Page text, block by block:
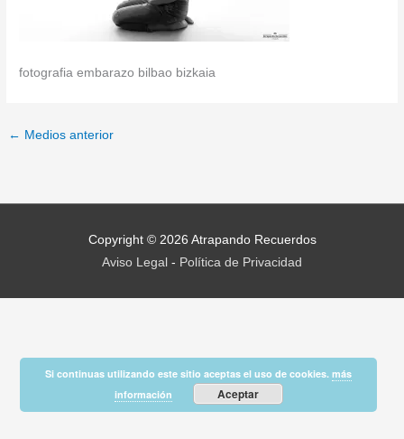
fotografia embarazo bilbao bizkaia
← Medios anterior
Copyright © 2026 Atrapando Recuerdos
Aviso Legal - Política de Privacidad
Si continuas utilizando este sitio aceptas el uso de cookies.más
información
Aceptar